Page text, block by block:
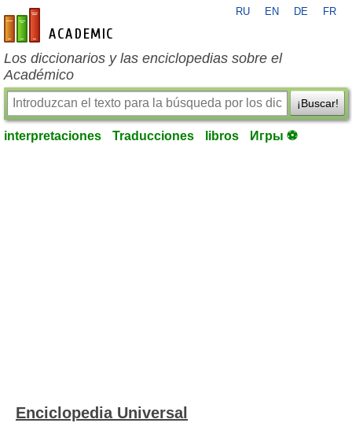
es-academic.com
RU EN DE FR
Los diccionarios y las enciclopedias sobre el
Académico
¡Buscar!
interpretaciones Traducciones libros Игры ⚽
Enciclopedia Universal